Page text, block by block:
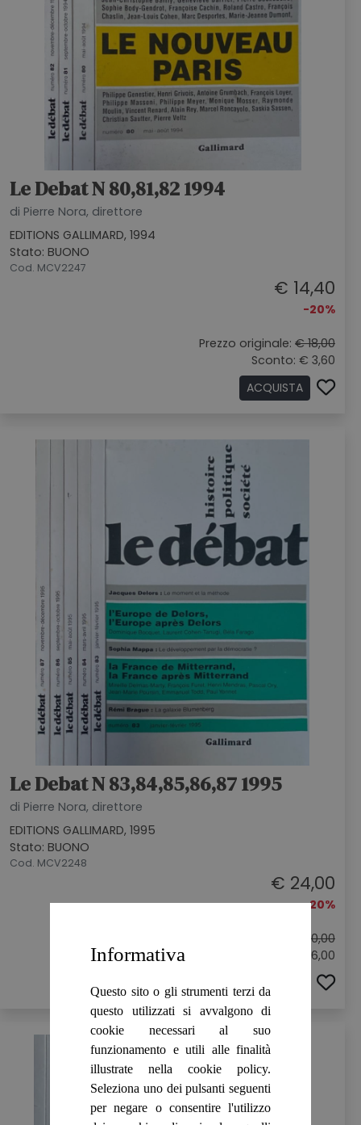
Le Debat N 80,81,82 1994
di Pierre Nora, direttore
EDITIONS GALLIMARD, 1994
Stato: BUONO
Cod. MCV2247
€ 14,40
-20%
Prezzo originale: € 18,00
Sconto: € 3,60
ACQUISTA
Le Debat N 83,84,85,86,87 1995
di Pierre Nora, direttore
EDITIONS GALLIMARD, 1995
Stato: BUONO
Cod. MCV2248
€ 24,00
-20%
€ 30,00
Sconto: € 6,00
ACQUISTA
Informativa
Questo sito o gli strumenti terzi da
questo utilizzati si avvalgono di
cookie necessari al suo
funzionamento e utili alle finalità
illustrate nella cookie policy.
Seleziona uno dei pulsanti seguenti
per negare o consentire l'utilizzo